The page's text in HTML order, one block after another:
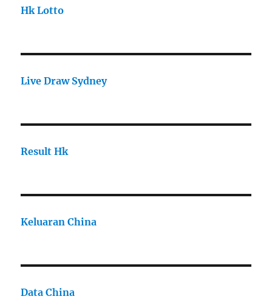
Hk Lotto
Live Draw Sydney
Result Hk
Keluaran China
Data China